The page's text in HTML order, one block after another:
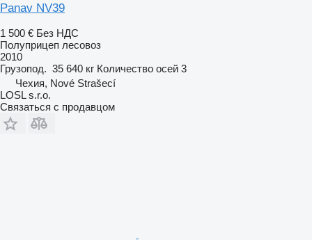
Panav NV39
1 500 € Без НДС
Полуприцеп лесовоз
2010
Грузопод. 35 640 кг Количество осей 3
Чехия, Nové Strašecí
LOSL s.r.o.
Связаться с продавцом